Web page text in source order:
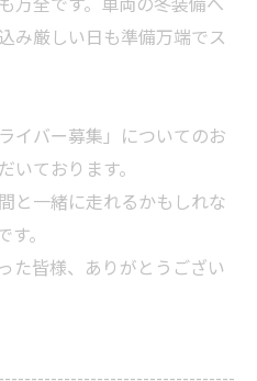
み厳しい日も準備万端でス
イバー募集」についてのお
いております。
と一緒に走れるかもしれな
。
た皆様、ありがとうござい